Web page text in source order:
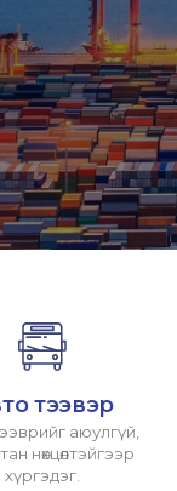
тээвэр
аюулгүй,
нөхцөлтэйгээр
хүргэдэг.